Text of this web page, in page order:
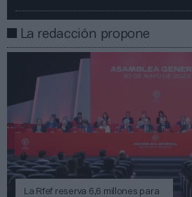
La redacción propone
La Rfef reserva 6,6 millones para